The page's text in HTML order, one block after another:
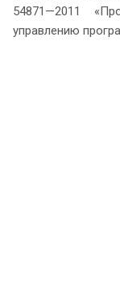
54871—2011
управлению